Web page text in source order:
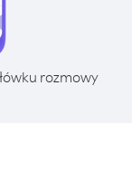
rozmowy